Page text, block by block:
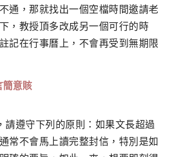
通，那就找出一個空檔時間邀請老
，教授頂多改成另一個可行的時
記在行事曆上，不會再受到無期限
簡意賅
遵守下列的原則： 如果文長超過
常不會馬上讀完整封信， 特別是如